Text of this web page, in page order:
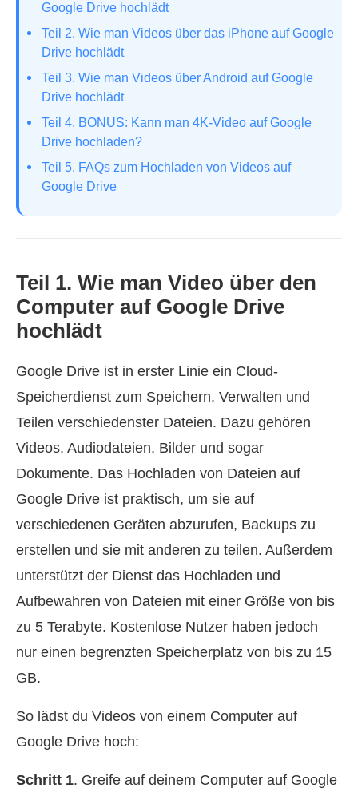
Google Drive hochlädt
Teil 2. Wie man Videos über das iPhone auf Google
Drive hochlädt
Teil 3. Wie man Videos über Android auf Google
Drive hochlädt
Teil 4. BONUS: Kann man 4K‑Video auf Google
Drive hochladen?
Teil 5. FAQs zum Hochladen von Videos auf
Google Drive
Teil 1. Wie man Video über den
Computer auf Google Drive
hochlädt
Google Drive ist in erster Linie ein Cloud-
Speicherdienst zum Speichern, Verwalten und
Teilen verschiedenster Dateien. Dazu gehören
Videos, Audiodateien, Bilder und sogar
Dokumente. Das Hochladen von Dateien auf
Google Drive ist praktisch, um sie auf
verschiedenen Geräten abzurufen, Backups zu
erstellen und sie mit anderen zu teilen. Außerdem
unterstützt der Dienst das Hochladen und
Aufbewahren von Dateien mit einer Größe von bis
zu 5 Terabyte. Kostenlose Nutzer haben jedoch
nur einen begrenzten Speicherplatz von bis zu 15
GB.
So lädst du Videos von einem Computer auf
Google Drive hoch:
Schritt 1. Greife auf deinem Computer auf Google